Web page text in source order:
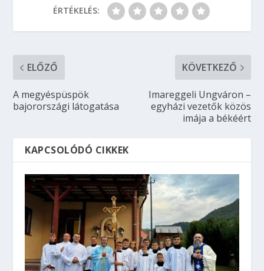
ÉRTÉKELÉS:
ELŐZŐ
A megyéspüspök
bajorországi látogatása
KÖVETKEZŐ
Imareggeli Ungváron –
egyházi vezetők közös
imája a békéért
KAPCSOLÓDÓ CIKKEK